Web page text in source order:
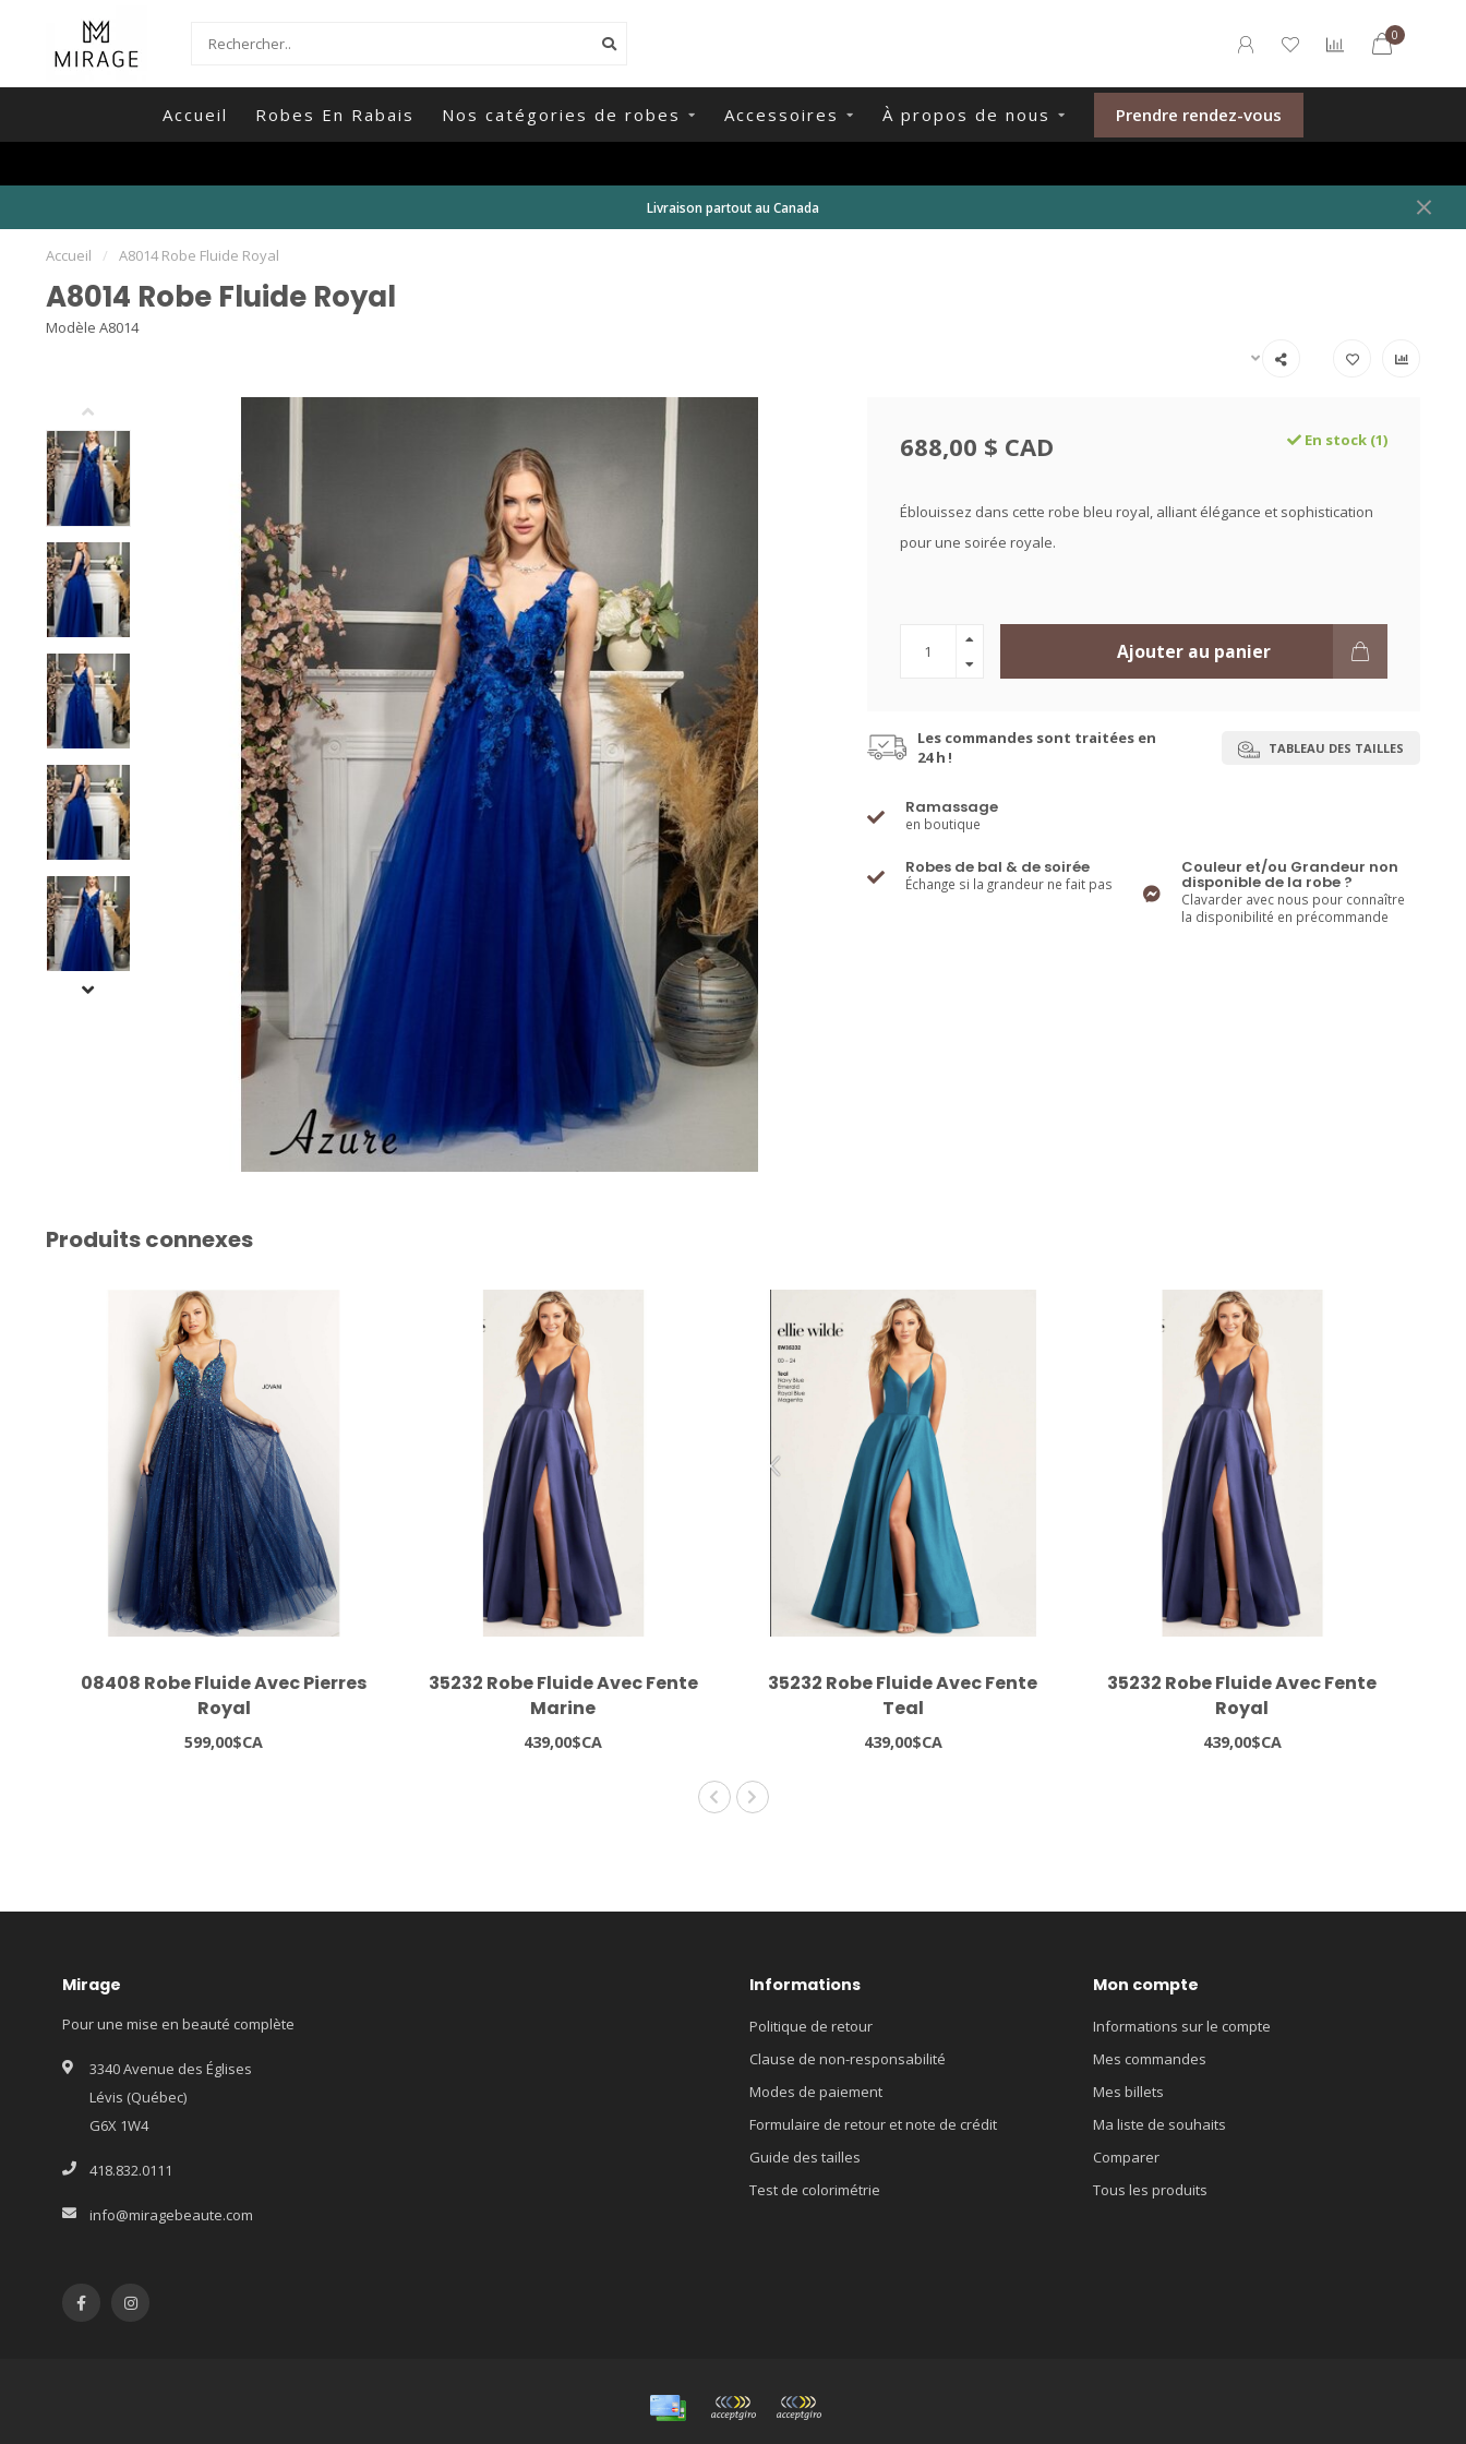
0
Accueil Robes En Rabais Nos catégories de robes Accessoires À propos de nous Prendre rendez-vous
Livraison partout au Canada
Accueil / A8014 Robe Fluide Royal
A8014 Robe Fluide Royal
Modèle A8014
688,00 $ CAD En stock (1)
Éblouissez dans cette robe bleu royal, alliant élégance et sophistication
pour une soirée royale.
Ajouter au panier
Les commandes sont traitées en
24 h !
TABLEAU DES TAILLES
Ramassage
en boutique
Robes de bal & de soirée
Échange si la grandeur ne fait pas
Couleur et/ou Grandeur non
disponible de la robe ?
Clavarder avec nous pour connaître
la disponibilité en précommande
Produits connexes
08408 Robe Fluide Avec Pierres
Royal
599,00$CA
35232 Robe Fluide Avec Fente
Marine
439,00$CA
35232 Robe Fluide Avec Fente
Teal
439,00$CA
35232 Robe Fluide Avec Fente
Royal
439,00$CA
Mirage
Pour une mise en beauté complète
3340 Avenue des Églises
Lévis (Québec)
G6X 1W4
418.832.0111
info@miragebeaute.com
Informations
Politique de retour
Clause de non-responsabilité
Modes de paiement
Formulaire de retour et note de crédit
Guide des tailles
Test de colorimétrie
Mon compte
Informations sur le compte
Mes commandes
Mes billets
Ma liste de souhaits
Comparer
Tous les produits